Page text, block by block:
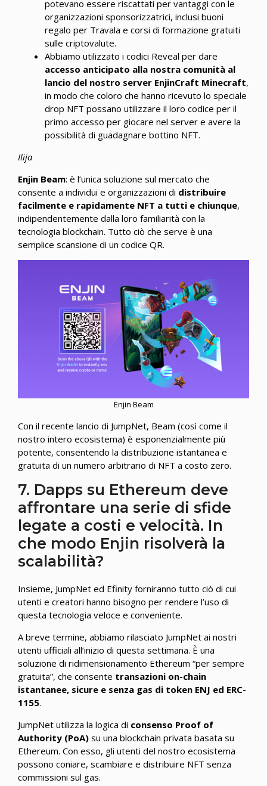
potevano essere riscattati per vantaggi con le
organizzazioni sponsorizzatrici, inclusi buoni
regalo per Travala e corsi di formazione gratuiti
sulle criptovalute.
Abbiamo utilizzato i codici Reveal per dare
accesso anticipato alla nostra comunità al
lancio del nostro server EnjinCraft Minecraft,
in modo che coloro che hanno ricevuto lo speciale
drop NFT possano utilizzare il loro codice per il
primo accesso per giocare nel server e avere la
possibilità di guadagnare bottino NFT.
Ilija
Enjin Beam: è l’unica soluzione sul mercato che
consente a individui e organizzazioni di distribuire
facilmente e rapidamente NFT a tutti e chiunque,
indipendentemente dalla loro familiarità con la
tecnologia blockchain. Tutto ciò che serve è una
semplice scansione di un codice QR.
Enjin Beam
Con il recente lancio di JumpNet, Beam (così come il
nostro intero ecosistema) è esponenzialmente più
potente, consentendo la distribuzione istantanea e
gratuita di un numero arbitrario di NFT a costo zero.
7. Dapps su Ethereum deve
affrontare una serie di sfide
legate a costi e velocità. In
che modo Enjin risolverà la
scalabilità?
Insieme, JumpNet ed Efinity forniranno tutto ciò di cui
utenti e creatori hanno bisogno per rendere l’uso di
questa tecnologia veloce e conveniente.
A breve termine, abbiamo rilasciato JumpNet ai nostri
utenti ufficiali all’inizio di questa settimana. È una
soluzione di ridimensionamento Ethereum “per sempre
gratuita”, che consente transazioni on-chain
istantanee, sicure e senza gas di token ENJ ed ERC-
1155.
JumpNet utilizza la logica di consenso Proof of
Authority (PoA) su una blockchain privata basata su
Ethereum. Con esso, gli utenti del nostro ecosistema
possono coniare, scambiare e distribuire NFT senza
commissioni sul gas.